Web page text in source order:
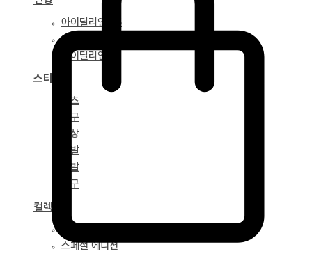
아이딜리언 75
아이딜리언 68
아이딜리언 51
스타일링
파츠
안구
의상
가발
신발
도구
컬렉션
스페셜 에디션